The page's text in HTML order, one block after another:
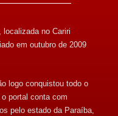
localizada no Cariri
em outubro de 2009
logo conquistou todo o
portal conta com
pelo estado da Paraíba,